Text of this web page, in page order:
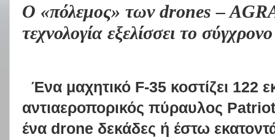
Ο «πόλεμος» των drones –
τεχνολογία εξελίσσει το
Ένα μαχητικό F-35 κοστίζει 122
αντιαεροπορικός πύραυλος
ένα drone δεκάδες ή έστω